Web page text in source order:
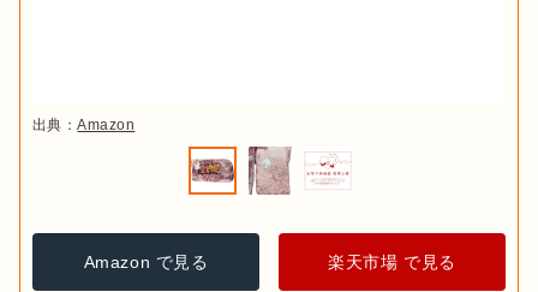
出典：Amazon
Amazon で見る 楽天市場 で見る